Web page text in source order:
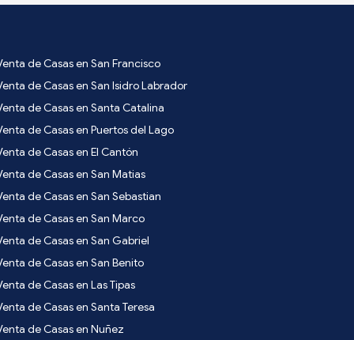
de Casas en San Francisco
de Casas en San Isidro Labrador
de Casas en Santa Catalina
de Casas en Puertos del Lago
de Casas en El Cantón
de Casas en San Matias
de Casas en San Sebastian
de Casas en San Marco
de Casas en San Gabriel
de Casas en San Benito
de Casas en Las Tipas
de Casas en Santa Teresa
de Casas en Nuñez